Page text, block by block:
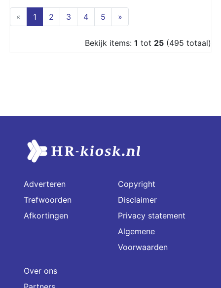
« 1 (current)
2 3 4 5 »
Bekijk items: 1 tot 25 (495 totaal)
Adverteren
Trefwoorden
Afkortingen
Copyright
Disclaimer
Privacy statement
Algemene
Voorwaarden
Over ons